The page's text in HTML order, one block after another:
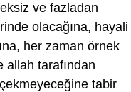
ve fazladan
olacağına, hayali
her zaman örnek
allah tarafından
tabir